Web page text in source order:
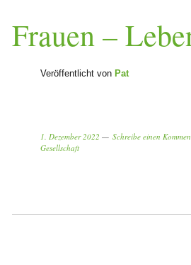
Frauen –
Veröffentlicht von Pat
1. Dezember 2022
Schreibe einen
Gesellschaft